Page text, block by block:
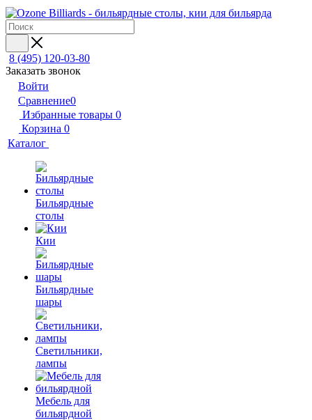
8 (495) 120-03-80
Заказать звонок
Войти
Сравнение0
Избранные товары 0
Корзина 0
Каталог
Бильярдные
столы
Кии
Бильярдные
шары
Светильники,
лампы
Мебель для
бильярдной